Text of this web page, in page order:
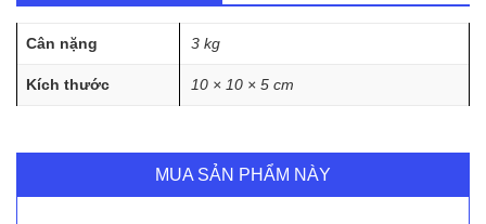
Cân nặng 3 kg
Kích thước 10 × 10 × 5 cm
MUA SẢN PHẨM NÀY